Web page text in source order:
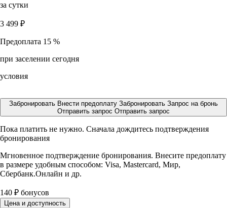
за сутки
3 499 ₽
Предоплата 15 %
при заселении сегодня
условия
Забронировать Внести предоплату Забронировать Запрос на бронь
Отправить запрос Отправить запрос
Пока платить не нужно. Сначала дождитесь подтверждения
бронирования
Мгновенное подтверждение бронирования. Внесите предоплату
в размере удобным способом: Visa, Mastercard, Мир,
Сбербанк.Онлайн и др.
140 ₽ бонусов
Цена и доступность